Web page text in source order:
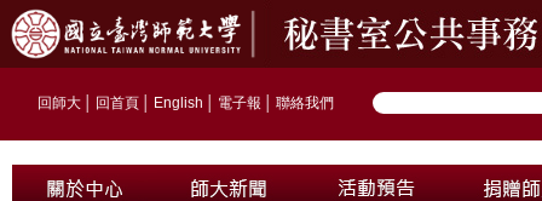
回師大 回首頁 English 電子報 聯絡我們